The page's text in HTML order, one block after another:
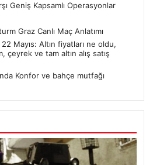
Geniş Kapsamlı Operasyonlar
Graz Canlı Maç Anlatımı
Mayıs: Altın fiyatları ne oldu,
çeyrek ve tam altın alış satış
Konfor ve bahçe mutfağı